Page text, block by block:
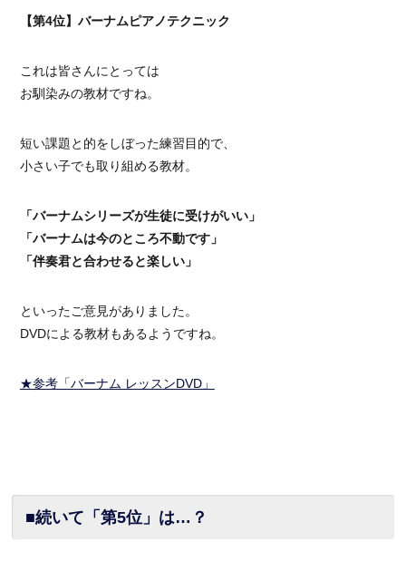
【第4位】バーナムピアノテクニック
これは皆さんにとっては
お馴染みの教材ですね。
短い課題と的をしぼった練習目的で、
小さい子でも取り組める教材。
「バーナムシリーズが生徒に受けがいい」
「バーナムは今のところ不動です」
「伴奏君と合わせると楽しい」
といったご意見がありました。
DVDによる教材もあるようですね。
★参考「バーナム レッスンDVD」
■続いて「第5位」は…？